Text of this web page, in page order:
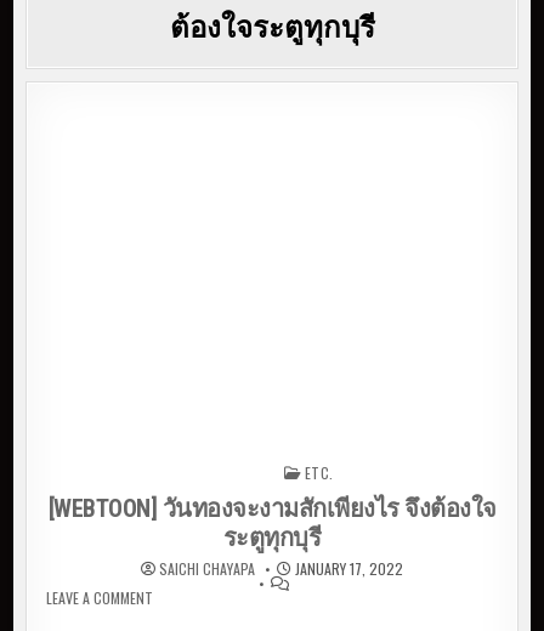
ต้องใจระตูทุกบุรี
ETC.
[WEBTOON] วันทองจะงามสักเพียงไร จึงต้องใจ
ระตูทุกบุรี
SAICHI CHAYAPA
JANUARY 17, 2022
LEAVE A COMMENTON [WEBTOON] วันทองจะงามสักเพียงไร จึงต้องใจระตูทุก